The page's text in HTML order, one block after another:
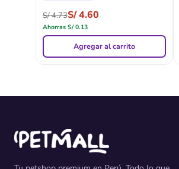
S/4.73S/4.60
Ahorras S/0.13
Agregar al carrito